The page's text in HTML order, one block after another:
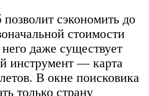
сэкономить до
стоимости
даже существует
инструмент — карта
В окне поисковика
только страну